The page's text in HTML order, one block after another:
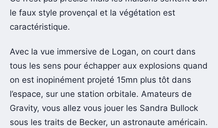
le faux style provençal et la végétation est
caractéristique.
Avec la vue immersive de Logan, on court dans
tous les sens pour échapper aux explosions quand
on est inopinément projeté 15mn plus tôt dans
l’espace, sur une station orbitale. Amateurs de
Gravity, vous allez vous jouer les Sandra Bullock
sous les traits de Becker, un astronaute américain.